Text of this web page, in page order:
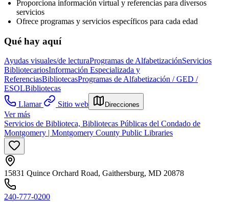
Proporciona información virtual y referencias para diversos
servicios
Ofrece programas y servicios específicos para cada edad
Qué hay aquí
Ayudas visuales/de lecturaProgramas de AlfabetizaciónServicios
BibliotecariosInformación Especializada y
ReferenciasBibliotecasProgramas de Alfabetización / GED /
ESOLBibliotecas
Llamar
Sitio web Direcciones
Ver más
Servicios de Biblioteca, Bibliotecas Públicas del Condado de
Montgomery | Montgomery County Public Libraries
15831 Quince Orchard Road, Gaithersburg, MD 20878
240-777-0200